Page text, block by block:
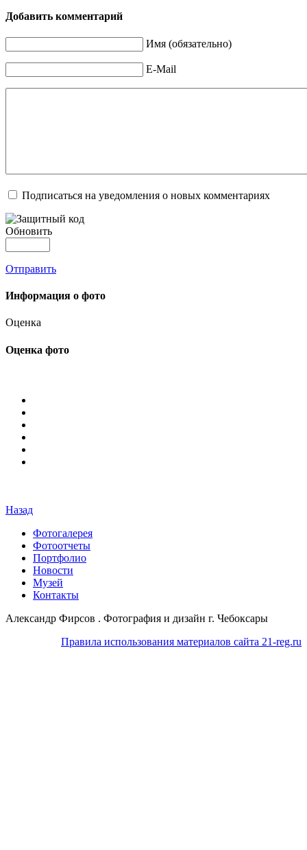
Добавить комментарий
Имя (обязательно)
E-Mail
Подписаться на уведомления о новых комментариях
Обновить
Отправить
Информация о фото
Оценка
Оценка фото
Назад
Фотогалерея
Фотоотчеты
Портфолио
Новости
Музей
Контакты
Александр Фирсов . Фотография и дизайн г. Чебоксары
Правила использования материалов сайта 21-reg.ru